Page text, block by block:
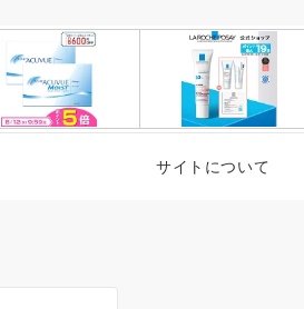
サイトについて